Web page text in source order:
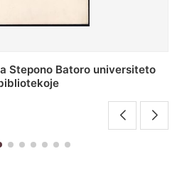
bibliotekos antrojo
fojė